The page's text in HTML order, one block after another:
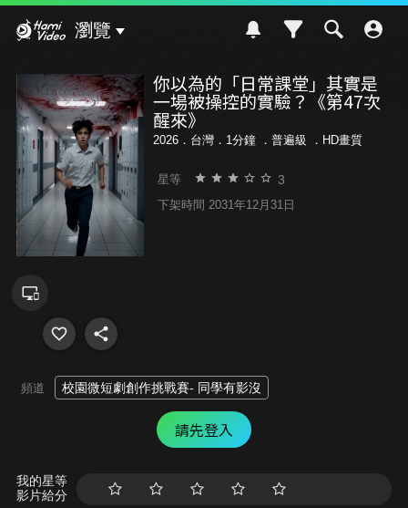
瀏覽
你以為的「日常課堂」其實是
一場被操控的實驗？《第47次
醒來》
2026．台灣．1分鐘 ． 普遍級 ．HD畫質
星等 3
下架時間 2031年12月31日
頻道 校園微短劇創作挑戰賽- 同學有影沒
請先登入
我的星等
影片給分